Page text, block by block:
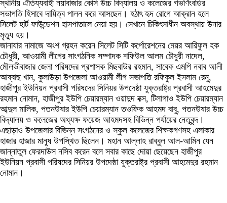
স্থানীয় ঐতিয্যবাহী নয়াবাজার কেসি উচ্চ বিদ্যালয় ও কলেজের গভর্ণিংবডির
সভাপতি হিসাবে দায়িত্ব পালন করে আসছেন। হঠাৎ হৃদ রোগে আক্রান হলে
সিলেট হার্ট ফাউন্ডেশন হাসপাতালে নেয়া হয়। সেখানে চিকিৎসাধীন অবস্থায় উনার
মৃত্যু হয়।
জানাযার নামাজে অংশ গ্রহন করেন সিলেট সিটি কর্পোরেশনের মেয়র আরিফুল হক
চৌধুরী, আওয়ামী লীগের সাংগঠনিক সম্পাদক শফিউল আলম চৌধুরী নাদেল,
মৌলভীবাজার জেলা পরিষদের প্রশাসক মিছবাউর রহমান, সাবেক এমপি নবাব আলী
আব্বাছ খান, কুলাউড়া উপজেলা আওয়ামী লীগ সভাপতি রফিকুল ইসলাম রেনু,
হাজীপুর ইউনিয়ন প্রবাসী পরিষদের সিনিয়র উপদেষ্ঠা যুক্তরাষ্ট্র প্রবাসী আহমেদুর
রহমান নোমান, হাজীপুর ইউপি চেয়ারম্যান ওয়াদুদ বক্স, টিলাগাও ইউপি চেয়ারম্যান
আব্দুল মালিক, পতনউষার ইউপি চেয়ারম্যান তওফিক আহমদ বাবু, পতনউষার উচ্চ
বিদ্যালয় ও কলেজের অধ্যক্ষ ফয়েজ আহমদসহ বিভিন্ন পর্যায়ের নেতৃবৃন্দ।
এছাড়াও উপজেলার বিভিন্ন সংগঠনের ও স্কুল কলেজের শিক্ষকগণসহ এলাকার
হাজার হাজার মানুষ উপস্থিত ছিলেন। মহান আল্লাহ রাব্বুল আল-আমিন যেন
জান্নাতুল ফেরদাউস নসিব করেন বলে সবার কাছে দোয়া ছেয়েছেন হাজীপুর
ইউনিয়ন প্রবাসী পরিষদের সিনিয়র উপদেষ্ঠা যুক্তরাষ্ট্র প্রবাসী আহমেদুর রহমান
নোমান।